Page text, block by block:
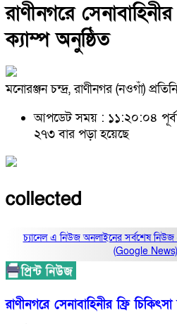
রাণীনগরে
ক্যাম্প অনুষ্ঠিত
মনোরঞ্জন চন্দ্র, রাণীনগর (নওগাঁ)
আপডেট সময় : ১১:২০:০৪
২৭৩ বার পড়া হয়েছে
collected
চ্যানেল এ নিউজ অনলাইনের সর্বশেষ
(Google News)
রাণীনগরে সেনাবাহিনীর ফ্রি